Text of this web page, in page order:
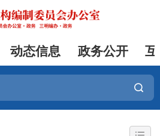
动态信息 政务公开